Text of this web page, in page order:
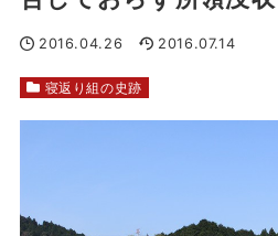
2016.04.26 2016.07.14
寝返り組の史跡